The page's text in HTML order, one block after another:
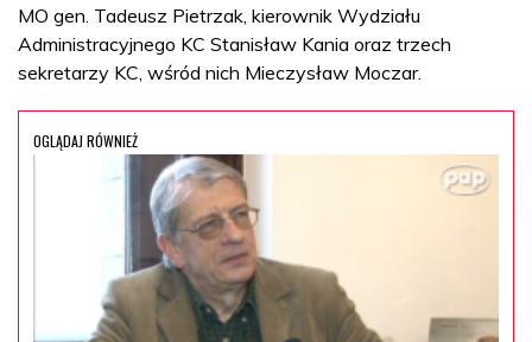
MO gen. Tadeusz Pietrzak, kierownik Wydziału
Administracyjnego KC Stanisław Kania oraz trzech
sekretarzy KC, wśród nich Mieczysław Moczar.
OGLĄDAJ RÓWNIEŻ